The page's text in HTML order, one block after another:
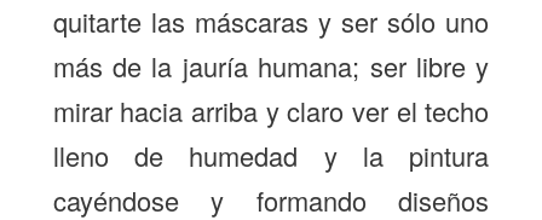
quitarte las máscaras y ser sólo uno
más de la jauría humana; ser libre y
mirar hacia arriba y claro ver el techo
lleno de humedad y la pintura
cayéndose y formando diseños